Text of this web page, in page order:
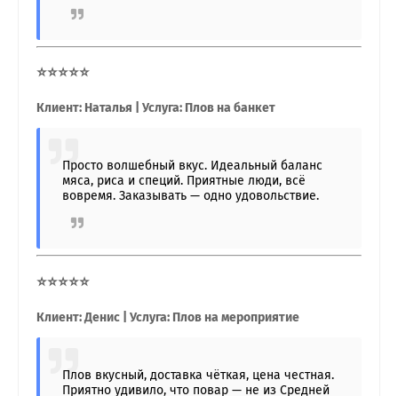
⭐⭐⭐⭐⭐
Клиент: Наталья | Услуга: Плов на банкет
Просто волшебный вкус. Идеальный баланс
мяса, риса и специй. Приятные люди, всё
вовремя. Заказывать — одно удовольствие.
⭐⭐⭐⭐⭐
Клиент: Денис | Услуга: Плов на мероприятие
Плов вкусный, доставка чёткая, цена честная.
Приятно удивило, что повар — не из Средней